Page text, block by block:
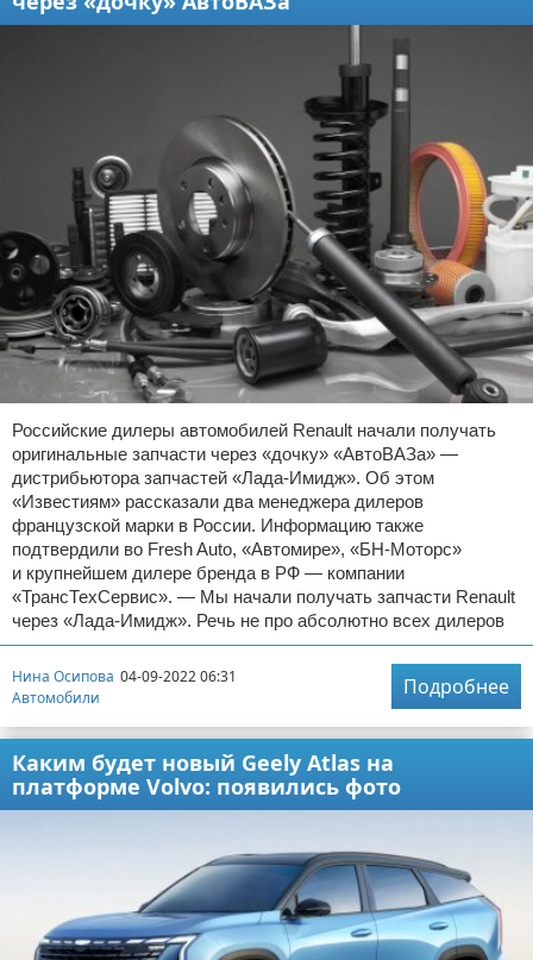
Российские дилеры автомобилей Renault начали получать
оригинальные запчасти через «дочку» «АвтоВАЗа» —
дистрибьютора запчастей «Лада-Имидж». Об этом
«Известиям» рассказали два менеджера дилеров
французской марки в России. Информацию также
подтвердили во Fresh Auto, «Автомире», «БН-Моторс»
и крупнейшем дилере бренда в РФ — компании
«ТрансТехСервис». — Мы начали получать запчасти Renault
через «Лада-Имидж». Речь не про абсолютно всех дилеров
Нина Осипова 04-09-2022 06:31
Автомобили
Подробнее
Каким будет новый Geely Atlas на
платформе Volvo: появились фото